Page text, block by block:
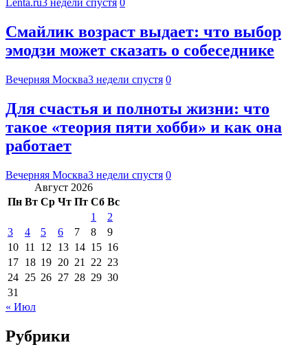
Lenta.ru3 недели спустя 0
Смайлик возраст выдает: что выбор
эмодзи может сказать о собеседнике
Вечерняя Москва3 недели спустя 0
Для счастья и полноты жизни: что
такое «теория пяти хобби» и как она
работает
Вечерняя Москва3 недели спустя 0
Август 2026
Пн Вт Ср Чт Пт Сб Вс
1
2
3
4 5 6 7 8
9
10 11 12 13 14 15 16
17 18 19 20 21 22 23
24 25 26 27 28 29 30
31
« Июл
Рубрики